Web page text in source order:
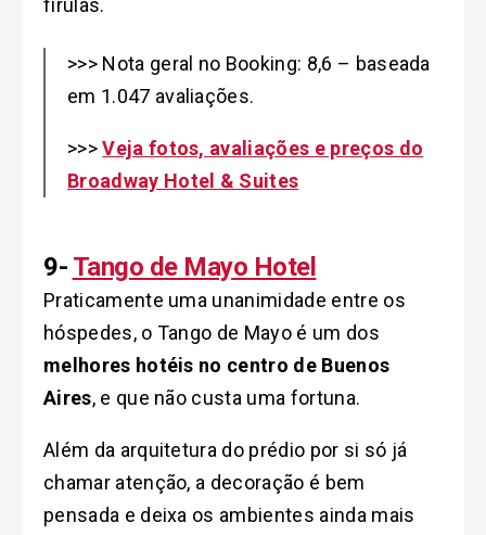
firulas.
>>> Nota geral no Booking: 8,6 – baseada
em 1.047 avaliações.
>>>Veja fotos, avaliações e preços do
Broadway Hotel & Suites
9- Tango de Mayo Hotel
Praticamente uma unanimidade entre os
hóspedes, o Tango de Mayo é um dos
melhores hotéis no centro de Buenos
Aires, e que não custa uma fortuna.
Além da arquitetura do prédio por si só já
chamar atenção, a decoração é bem
pensada e deixa os ambientes ainda mais